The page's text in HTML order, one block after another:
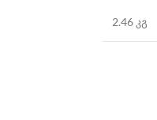
2.46 კგ